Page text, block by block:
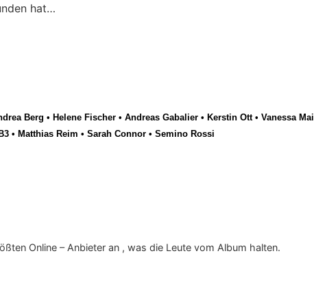
hat…
Berg • Helene Fischer • Andreas Gabalier • Kerstin Ott• Vanessa Mai
• Matthias Reim • Sarah Connor • Semino Rossi
Online – Anbieter an , was die Leute vom Album halten.